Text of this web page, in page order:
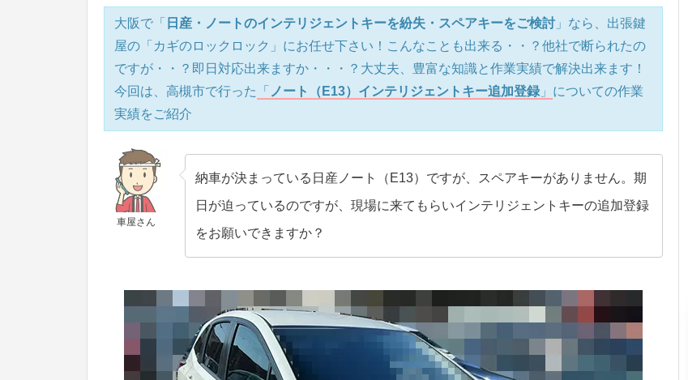
大阪で「 日産・ノートのインテリジェントキーを紛失・スペアキーをご検討 」なら、出張鍵
屋の「カギのロックロック」にお任せ下さい！こんなことも出来る・・？他社で断られたの
ですが・・？即日対応出来ますか・・・？大丈夫、豊富な知識と作業実績で解決出来ます！
今回は、高槻市で行った
「 ノート（E13）インテリジェントキー追加登録 」 についての作業
実績をご紹介
車屋さん
納車が決まっている日産ノート（E13）ですが、スペアキーがありません。期
日が迫っているのですが、現場に来てもらいインテリジェントキーの追加登録
をお願いできますか？